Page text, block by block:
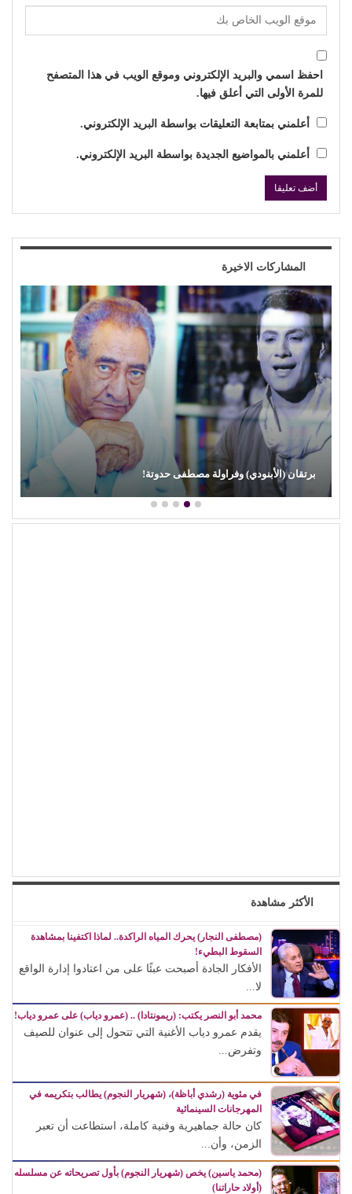
احفظ اسمي والبريد الإلكتروني وموقع الويب في هذا المتصفح
للمرة الأولى التي أعلق فيها.
أعلمني بمتابعة التعليقات بواسطة البريد الإلكتروني.
أعلمني بالمواضيع الجديدة بواسطة البريد الإلكتروني.
المشاركات الاخيرة
محمود عطية يكتب: سوق (الترند) واللحم الرخيص!
الأكثر مشاهدة
(مصطفى النجار) يحرك المياه الراكدة.. لماذا اكتفينا بمشاهدة
السقوط البطيء!
الأفكار الجادة أصبحت عبئًا على من اعتادوا إدارة الواقع
لا...
محمد أبو النصر يكتب: (ريمونتادا) .. (عمرو دياب) على عمرو دياب!
يقدم عمرو دياب الأغنية التي تتحول إلى عنوان للصيف
وتفرض...
في مئوية (رشدي أباظة)، (شهريار النجوم) يطالب بتكريمه في
المهرجانات السينمائية
كان حالة جماهيرية وفنية كاملة، استطاعت أن تعبر
الزمن، وأن...
(محمد ياسين) يخص (شهريار النجوم) بأول تصريحاته عن مسلسله
(أولاد حاراتنا)